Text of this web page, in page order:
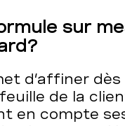
sur
d’affiner dès
de la
en compte